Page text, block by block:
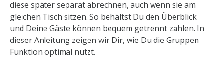
diese später separat abrechnen, auch wenn sie am
gleichen Tisch sitzen. So behältst Du den Überblick
und Deine Gäste können bequem getrennt zahlen. In
dieser Anleitung zeigen wir Dir, wie Du die Gruppen-
Funktion optimal nutzt.